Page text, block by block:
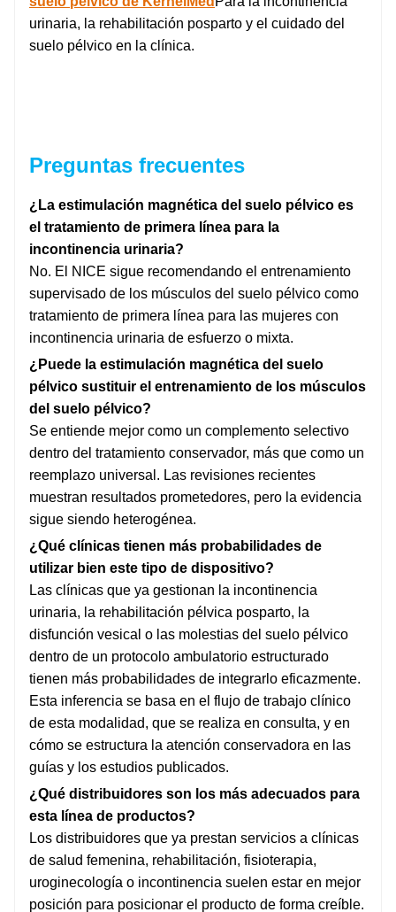
urinaria, la rehabilitación posparto y el cuidado del
suelo pélvico en la clínica.
Preguntas frecuentes
¿La estimulación magnética del suelo pélvico es
el tratamiento de primera línea para la
incontinencia urinaria?
No. El NICE sigue recomendando el entrenamiento
supervisado de los músculos del suelo pélvico como
tratamiento de primera línea para las mujeres con
incontinencia urinaria de esfuerzo o mixta.
¿Puede la estimulación magnética del suelo
pélvico sustituir el entrenamiento de los músculos
del suelo pélvico?
Se entiende mejor como un complemento selectivo
dentro del tratamiento conservador, más que como un
reemplazo universal. Las revisiones recientes
muestran resultados prometedores, pero la evidencia
sigue siendo heterogénea.
¿Qué clínicas tienen más probabilidades de
utilizar bien este tipo de dispositivo?
Las clínicas que ya gestionan la incontinencia
urinaria, la rehabilitación pélvica posparto, la
disfunción vesical o las molestias del suelo pélvico
dentro de un protocolo ambulatorio estructurado
tienen más probabilidades de integrarlo eficazmente.
Esta inferencia se basa en el flujo de trabajo clínico
de esta modalidad, que se realiza en consulta, y en
cómo se estructura la atención conservadora en las
guías y los estudios publicados.
¿Qué distribuidores son los más adecuados para
esta línea de productos?
Los distribuidores que ya prestan servicios a clínicas
de salud femenina, rehabilitación, fisioterapia,
uroginecología o incontinencia suelen estar en mejor
posición para posicionar el producto de forma creíble.